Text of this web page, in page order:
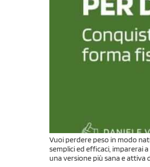
Vuoi perdere peso in modo
semplici ed efficaci, imparerai
una versione più sana e attiva